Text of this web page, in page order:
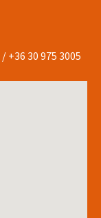
/ +36 30 975 3005